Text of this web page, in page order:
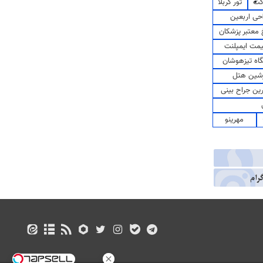
اربعین
پزشکان
ایمپلنت
تیزهوشان
هتل
جراح بینی
مهرینو